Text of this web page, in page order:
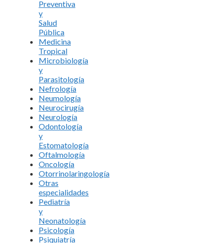
Preventiva
y
Salud
Pública
Medicina
Tropical
Microbiología
y
Parasitología
Nefrología
Neumología
Neurocirugía
Neurología
Odontología
y
Estomatología
Oftalmología
Oncología
Otorrinolaringología
Otras
especialidades
Pediatría
y
Neonatología
Psicología
Psiquiatría